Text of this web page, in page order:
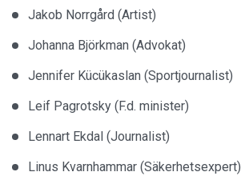
Jakob Norrgård (Artist)
Johanna Björkman (Advokat)
Jennifer Kücükaslan (Sportjournalist)
Leif Pagrotsky (F.d. minister)
Lennart Ekdal (Journalist)
Linus Kvarnhammar (Säkerhetsexpert)